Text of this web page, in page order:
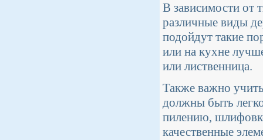
В зависимости от
различные виды
подойдут такие
или на кухне
или лиственница.
Также важно
должны быть
пилению,
качественные